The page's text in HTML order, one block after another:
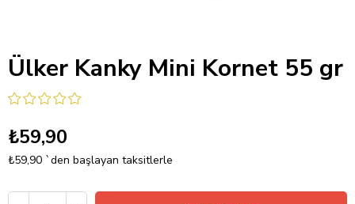
Ülker Kanky Mini Kornet 55 gr
₺59,90
₺59,90 `den başlayan taksitlerle